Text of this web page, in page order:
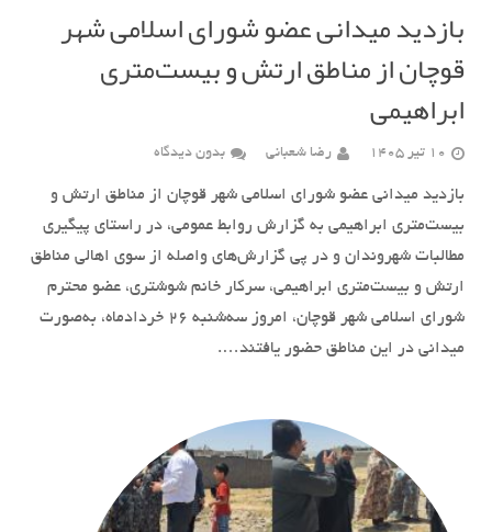
بازدید میدانی عضو شورای اسلامی شهر
قوچان از مناطق ارتش و بیست‌متری
ابراهیمی
10 تیر 1405 رضا شعبانی بدون دیدگاه
بازدید میدانی عضو شورای اسلامی شهر قوچان از مناطق ارتش و
بیست‌متری ابراهیمی به گزارش روابط عمومی، در راستای پیگیری
مطالبات شهروندان و در پی گزارش‌های واصله از سوی اهالی مناطق
ارتش و بیست‌متری ابراهیمی، سرکار خانم شوشتری، عضو محترم
شورای اسلامی شهر قوچان، امروز سه‌شنبه ۲۶ خردادماه، به‌صورت
میدانی در این مناطق حضور یافتند….